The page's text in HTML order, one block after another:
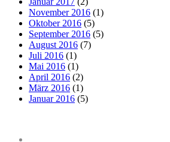
November 2016 (1)
Oktober 2016 (5)
September 2016 (5)
August 2016 (7)
Juli 2016 (1)
Mai 2016 (1)
April 2016 (2)
März 2016 (1)
Januar 2016 (5)